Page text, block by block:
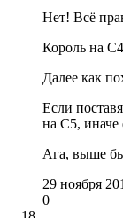
Нет! Всё
Король на С4
Далее как
Если
на С5, иначе
Ага, выше
29 ноября
0